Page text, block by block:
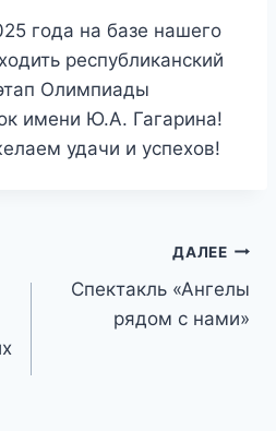
года на базе нашего
республиканский
Олимпиады
имени Ю.А. Гагарина!
удачи и успехов!
ДАЛЕЕ
Спектакль «Ангелы
рядом с нами»